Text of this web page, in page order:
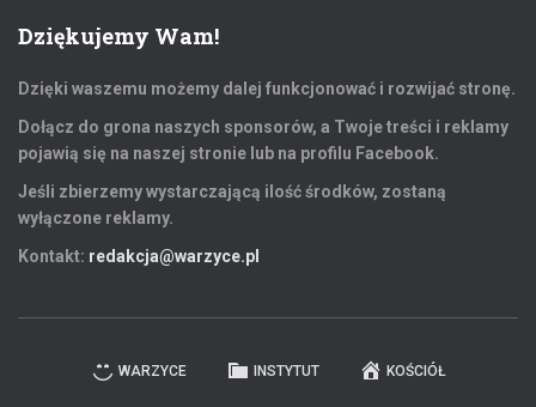
Dziękujemy Wam!
Dzięki waszemu możemy dalej funkcjonować i rozwijać stronę.
Dołącz do grona naszych sponsorów, a Twoje treści i reklamy
pojawią się na naszej stronie lub na profilu Facebook.
Jeśli zbierzemy wystarczającą ilość środków, zostaną
wyłączone reklamy.
Kontakt: redakcja@warzyce.pl
WARZYCE INSTYTUT KOŚCIÓŁ